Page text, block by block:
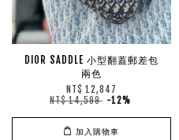
DIOR SADDLE 小型翻蓋郵差包
兩色
NT$ 12,847
NT$ 14,599 -12%
加入購物車